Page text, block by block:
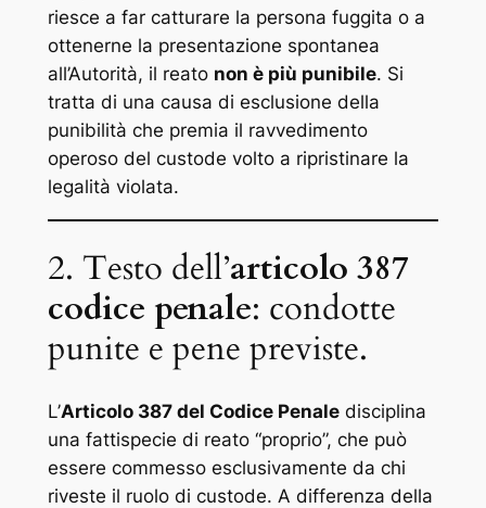
riesce a far catturare la persona fuggita o a
ottenerne la presentazione spontanea
all’Autorità, il reato non è più punibile. Si
tratta di una causa di esclusione della
punibilità che premia il ravvedimento
operoso del custode volto a ripristinare la
legalità violata.
2. Testo dell’articolo 387
codice penale: condotte
punite e pene previste.
L’Articolo 387 del Codice Penaledisciplina
una fattispecie di reato “proprio”, che può
essere commesso esclusivamente da chi
riveste il ruolo di custode. A differenza della